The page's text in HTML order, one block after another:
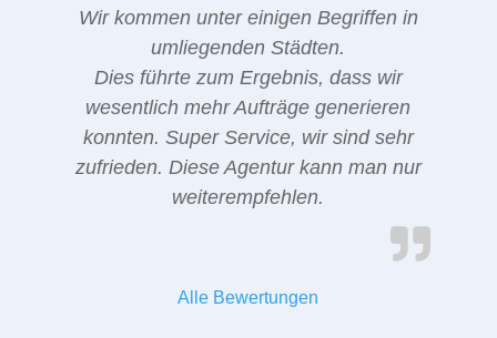
Wir kommen unter einigen Begriffen in
umliegenden Städten.
Dies führte zum Ergebnis, dass wir
wesentlich mehr Aufträge generieren
konnten. Super Service, wir sind sehr
zufrieden. Diese Agentur kann man nur
weiterempfehlen.
Alle Bewertungen